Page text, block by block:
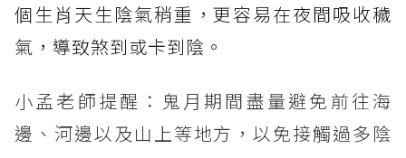
個生肖天生陰氣稍重，更容易在夜間吸收穢
氣，導致煞到或卡到陰。
小孟老師提醒：鬼月期間盡量避免前往海
邊、河邊以及山上等地方，以免接觸過多陰